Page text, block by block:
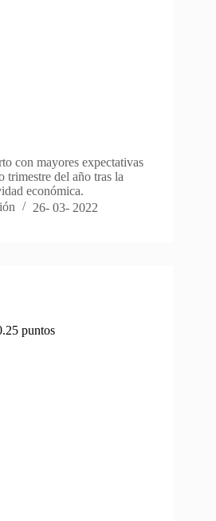
con mayores expectativas
trimestre del año tras la
económica.
26- 03- 2022
puntos